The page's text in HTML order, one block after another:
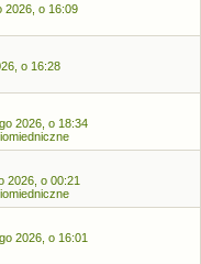
2026, o 16:09
o 16:28
2026, o 18:34
2026, o 00:21
2026, o 16:01